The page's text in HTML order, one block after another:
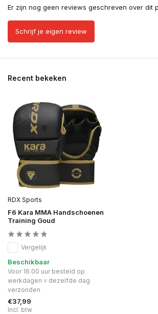
Er zijn nog geen reviews geschreven over dit
Schrijf je eigen review
Recent bekeken
RDX Sports
F6 Kara MMA Handschoenen
Training Goud
Vergelijk
Beschikbaar
Voor 16:00 uur besteld op
werkdagen = dezelfde dag
verzonden
€37,99
Incl. btw